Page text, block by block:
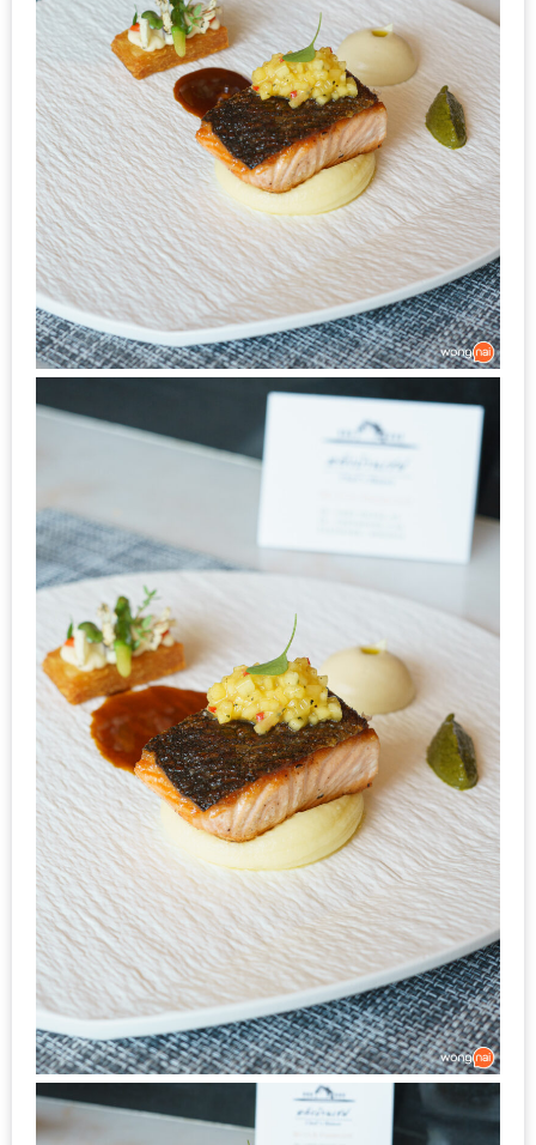
อิ่ม
ไม่
อั้น
กิน
ไม่
ยั้ง
หมู
กระทะ
&
ทะเล
เผา
เชียงใหม่
ไม่
เกิน
300
บาท
เกี่ยว
กับ
เว็บ
น้า
อ้วน
ชวน
หิว
เจ้าของ
ร้าน
แนะนำ
ร้าน